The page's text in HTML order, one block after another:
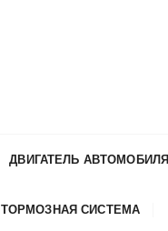
ДВИГАТЕЛЬ АВТОМОБИЛЯ
ТОРМОЗНАЯ СИСТЕМА